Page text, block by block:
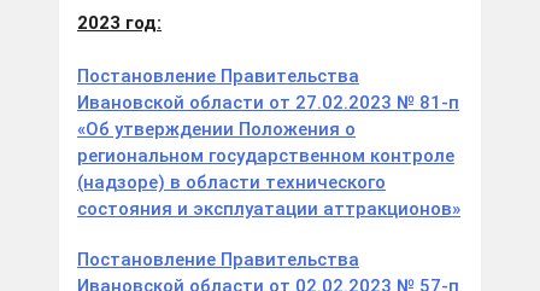
2023 год:
Постановление Правительства
Ивановской области от 27.02.2023 № 81-п
«Об утверждении Положения о
региональном государственном контроле
(надзоре) в области технического
состояния и эксплуатации аттракционов»
Постановление Правительства
Ивановской области от 02.02.2023 № 57-п